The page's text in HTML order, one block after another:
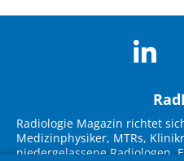
Radiologie Magazin richtet
Medizinphysiker, MTRs,
niedergelassene Radiologen.